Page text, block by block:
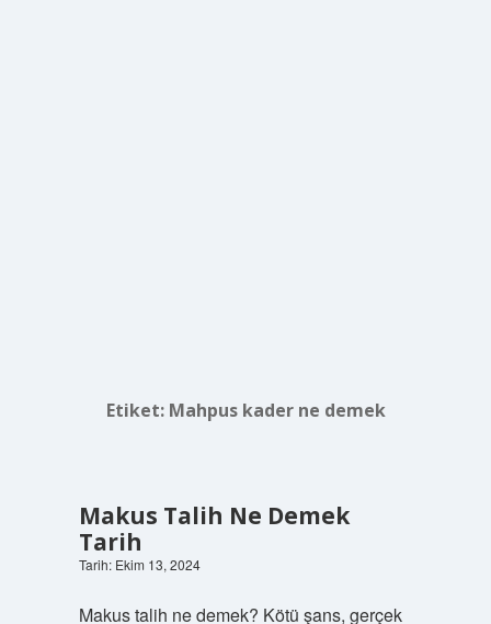
Etiket: Mahpus kader ne demek
Makus Talih Ne Demek
Tarih
Tarih: Ekim 13, 2024
Makus talih ne demek? Kötü şans, gerçek